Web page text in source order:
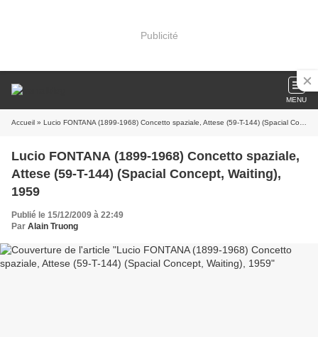
Publicité
MENU
Accueil » Lucio FONTANA (1899-1968) Concetto spaziale, Attese (59-T-144) (Spacial Concept, Waiting), 1959
Lucio FONTANA (1899-1968) Concetto spaziale,
Attese (59-T-144) (Spacial Concept, Waiting),
1959
Publié le 15/12/2009 à 22:49
Par Alain Truong